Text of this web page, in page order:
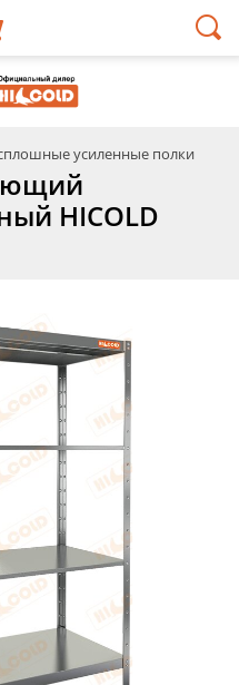
усиленные полки
HICOLD